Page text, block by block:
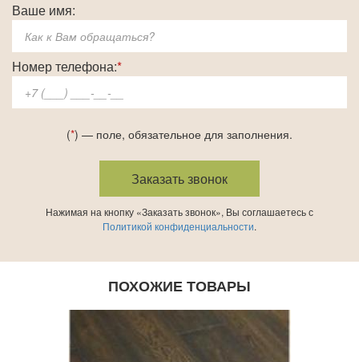
Ваше имя:
Номер телефона:*
(*) — поле, обязательное для заполнения.
Нажимая на кнопку «Заказать звонок», Вы соглашаетесь с
Политикой конфиденциальности.
ПОХОЖИЕ ТОВАРЫ